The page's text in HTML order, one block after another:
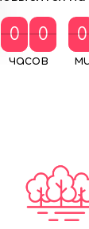
0
0 0
0
часов
0
0